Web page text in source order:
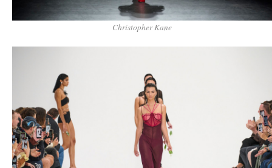
Christopher Kane